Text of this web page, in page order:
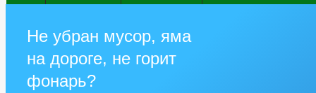
Не убран мусор, яма
на дороге, не горит
фонарь?